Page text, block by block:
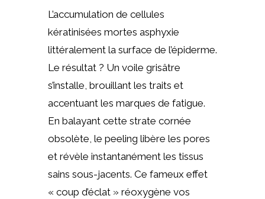
L’accumulation de cellules
kératinisées mortes asphyxie
littéralement la surface de l’épiderme.
Le résultat ? Un voile grisâtre
s’installe, brouillant les traits et
accentuant les marques de fatigue.
En balayant cette strate cornée
obsolète, le peeling libère les pores
et révèle instantanément les tissus
sains sous-jacents. Ce fameux effet
« coup d’éclat » réoxygène vos